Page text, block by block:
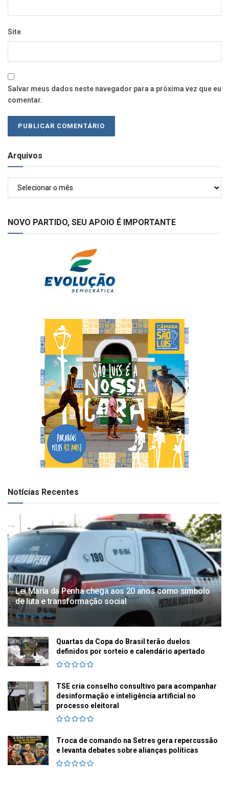
Site
Salvar meus dados neste navegador para a próxima vez que eu
comentar.
Arquivos
NOVO PARTIDO, SEU APOIO É IMPORTANTE
Notícias Recentes
Lei Maria da Penha chega aos 20 anos como símbolo
de luta e transformação social
Quartas da Copa do Brasil terão duelos
definidos por sorteio e calendário apertado
TSE cria conselho consultivo para acompanhar
desinformação e inteligência artificial no
processo eleitoral
Troca de comando na Setres gera repercussão
e levanta debates sobre alianças políticas